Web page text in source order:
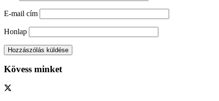
E-mail cím
Honlap
Kövess minket